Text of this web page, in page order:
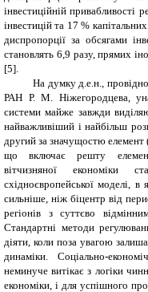
інвестиційній привабливості
інвестицій та 17 %
диспропорції за обсягами
становлять 6,9 разу, прямих
[5]
На думку д.е.н.,
РАН Р. М. Ніжегородцева,
системи майже завжди
найважливіший і найбільш
другий за значущостю елемент
що включає решту
вітчизняної економіки
східноєвропейської моделі, в
сильніше, ніж біцентр від
регіонів з суттєво
Стандартні методи
діяти, коли поза увагою
динаміки. Соціально-
неминуче витікає з логіки
економіки, і для успішного